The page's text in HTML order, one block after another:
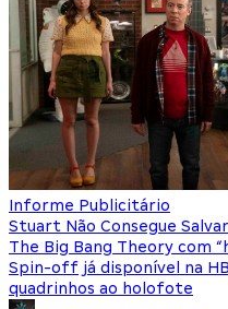
Informe Publicitário
Stuart Não Consegue
The Big Bang Theory com
Spin-off já disponível na
quadrinhos ao holofote